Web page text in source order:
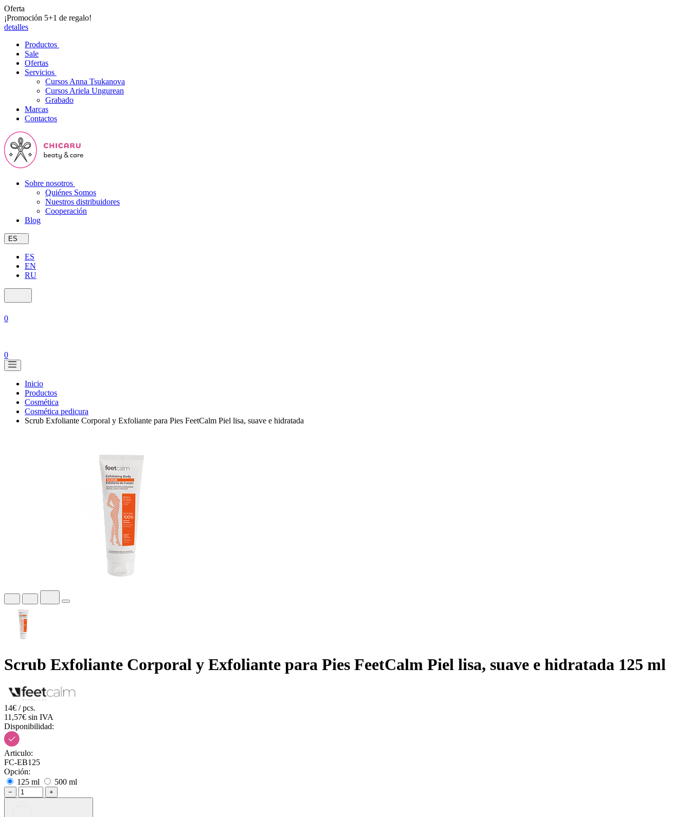
Oferta
¡Promoción 5+1 de regalo!
detalles
Productos
Sale
Ofertas
Servicios
Cursos Anna Tsukanova
Cursos Ariela Ungurean
Grabado
Marcas
Contactos
Sobre nosotros
Quiénes Somos
Nuestros distribuidores
Cooperación
Blog
ES
ES
EN
RU
0
0
Inicio
Productos
Cosmética
Cosmética pedicura
Scrub Exfoliante Corporal y Exfoliante para Pies FeetCalm Piel lisa, suave e hidratada
Scrub Exfoliante Corporal y Exfoliante para Pies FeetCalm Piel lisa, suave e hidratada 125 ml
14€ / pcs.
11,57€ sin IVA
Disponibilidad:
Articulo:
FC-EB125
Opción:
125 ml
500 ml
− +